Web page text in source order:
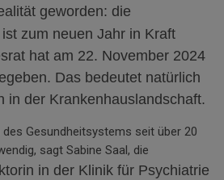
geworden: die
ist zum neuen Jahr in Kraft
hat am 22. November 2024
Das bedeutet natürlich
in der Krankenhauslandschaft.
Gesundheitsystems seit über 20
sagt Sabine Saal, die
in der Klinik für Psychiatrie